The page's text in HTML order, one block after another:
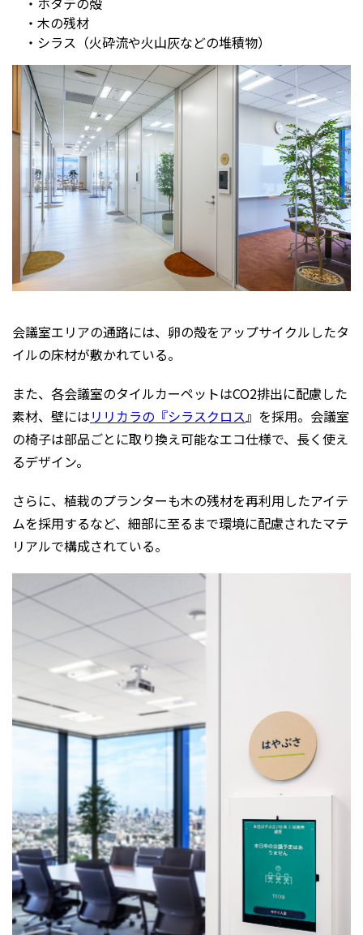
・木の残材
・シラス（火砕流や火山灰などの堆積物）
会議室エリアの通路には、卵の殻をアップサイクルしたタ
イルの床材が敷かれている。
また、各会議室のタイルカーペットはCO2排出に配慮した
素材、壁にはリリカラの『シラスクロス』を採用。会議室
の椅子は部品ごとに取り換え可能なエコ仕様で、長く使え
るデザイン。
さらに、植栽のプランターも木の残材を再利用したアイテ
ムを採用するなど、細部に至るまで環境に配慮されたマテ
リアルで構成されている。